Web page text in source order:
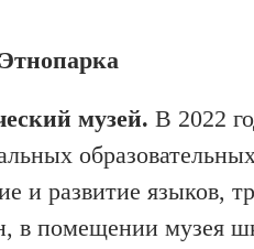
музей. В 2022
и развитие языков,
в помещении музея